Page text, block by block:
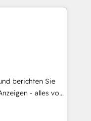
berichten Sie
- alles von